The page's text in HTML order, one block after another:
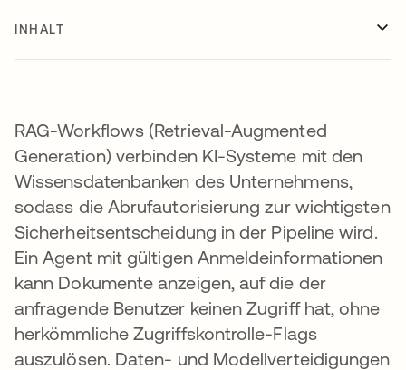
INHALT
RAG-Workflows (Retrieval-Augmented
Generation) verbinden KI-Systeme mit den
Wissensdatenbanken des Unternehmens,
sodass die Abrufautorisierung zur wichtigsten
Sicherheitsentscheidung in der Pipeline wird.
Ein Agent mit gültigen Anmeldeinformationen
kann Dokumente anzeigen, auf die der
anfragende Benutzer keinen Zugriff hat, ohne
herkömmliche Zugriffskontrolle-Flags
auszulösen. Daten- und Modellverteidigungen